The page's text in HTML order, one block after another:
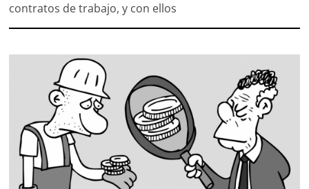
contratos de trabajo, y con ellos